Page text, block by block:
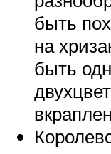
быть
на
быть